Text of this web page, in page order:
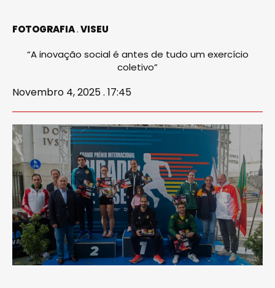
FOTOGRAFIA VISEU
“A inovação social é antes de tudo um exercício
coletivo”
Novembro 4, 2025 . 17:45